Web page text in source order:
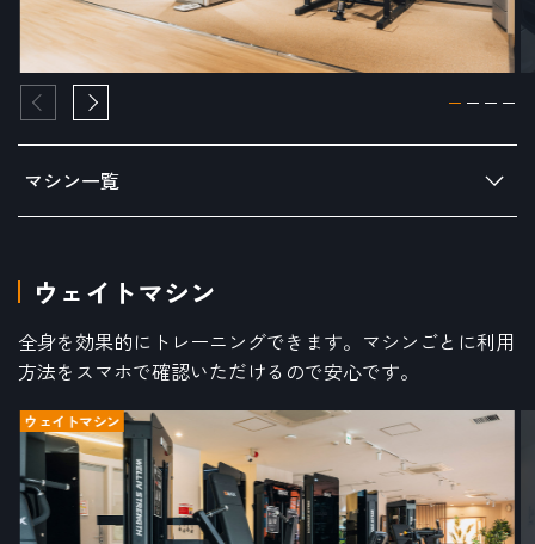
マシン一覧
ウェイトマシン
全身を効果的にトレーニングできます。マシンごとに利用
方法をスマホで確認いただけるので安心です。
ウェイトマシン